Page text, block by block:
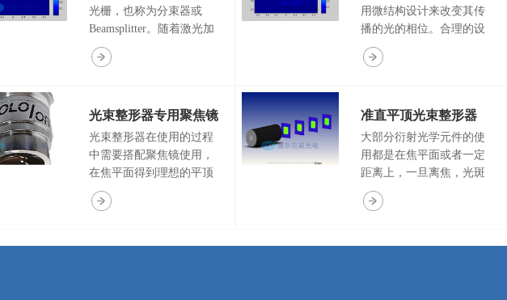
光栅，也称为分束器或
Beamsplitter。随着激光加
工功率的提高，一维分束
镜和二维分束镜被广泛应
滤嘴，医学或美容应用等
领域。我们的激光分束镜
可实现不同光束能量均匀
性好于1%，光束数量、排
布、角度可任意选择。
用微结构设计来改变其传
播的光的相位。合理的设
计光学衍射原件表面的微
结构能够使输入特定光的
实现了传统光学系统不可
行的许多功能和对光操
作。许多应用中，这些技
术极大的提高了系统性
能。 衍射光学方案拥有许
多优势，例如：高效率，
光束整形器专用聚焦镜
光束整形器在使用的过程
中需要搭配聚焦镜使用，
在焦平面得到理想的平顶
光斑。普通的聚焦镜由于
存在一定的像差，在使用
果。光束整形器专用聚焦
准直平顶光束整形器
大部分衍射光学元件的使
用都是在焦平面或者一定
距离上，一旦离焦，光斑
的效果就会下降。对应于
光束整形器和匀化片就是
分布不均匀。为了解决这